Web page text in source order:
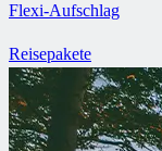
Flexi-Aufschlag
Reisepakete